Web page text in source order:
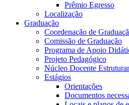
Prêmio Egresso
Localização
Graduação
Coordenação de
Comissão de Graduação
Programa de Apoio
Projeto Pedagógico
Núcleo Docente
Estágios
Orientações
Documentos